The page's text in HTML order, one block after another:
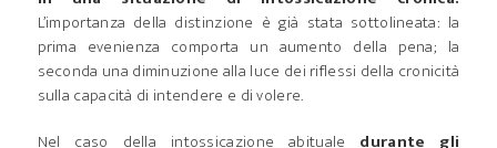
L’importanza della distinzione è già stata sottolineata: la
prima evenienza comporta un aumento della pena; la
seconda una diminuzione alla luce dei riflessi della cronicità
sulla capacità di intendere e di volere.
Nel caso della intossicazione abituale durante gli